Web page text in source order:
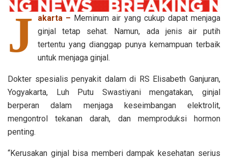
J akarta – Meminum air yang cukup dapat menjaga
ginjal tetap sehat. Namun, ada jenis air putih
tertentu yang dianggap punya kemampuan terbaik
untuk menjaga ginjal.
Dokter spesialis penyakit dalam di RS Elisabeth Ganjuran,
Yogyakarta, Luh Putu Swastiyani mengatakan, ginjal
berperan dalam menjaga keseimbangan elektrolit,
mengontrol tekanan darah, dan memproduksi hormon
penting.
“Kerusakan ginjal bisa memberi dampak kesehatan serius